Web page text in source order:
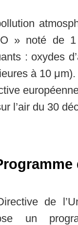
» noté de 1
: oxydes
à 10 μm).
l’air du 30
de
un